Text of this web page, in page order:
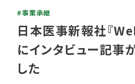
#事業承継
日本医事新報社『
にインタビュー記事
した